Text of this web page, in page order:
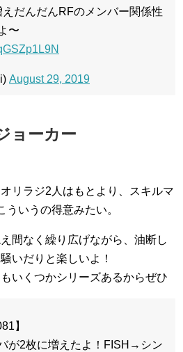
だんだんRFのメンバー関係性
〜
August 29, 2019
ョーカー
リラジ2人はもとより、スキルマ
ういうの得意みたい。
間なく繰り広げながら、油断し
いだりと楽しいよ！
いくつかシリーズあるからぜひ
】
が2枚に増えたよ！FISH→シン